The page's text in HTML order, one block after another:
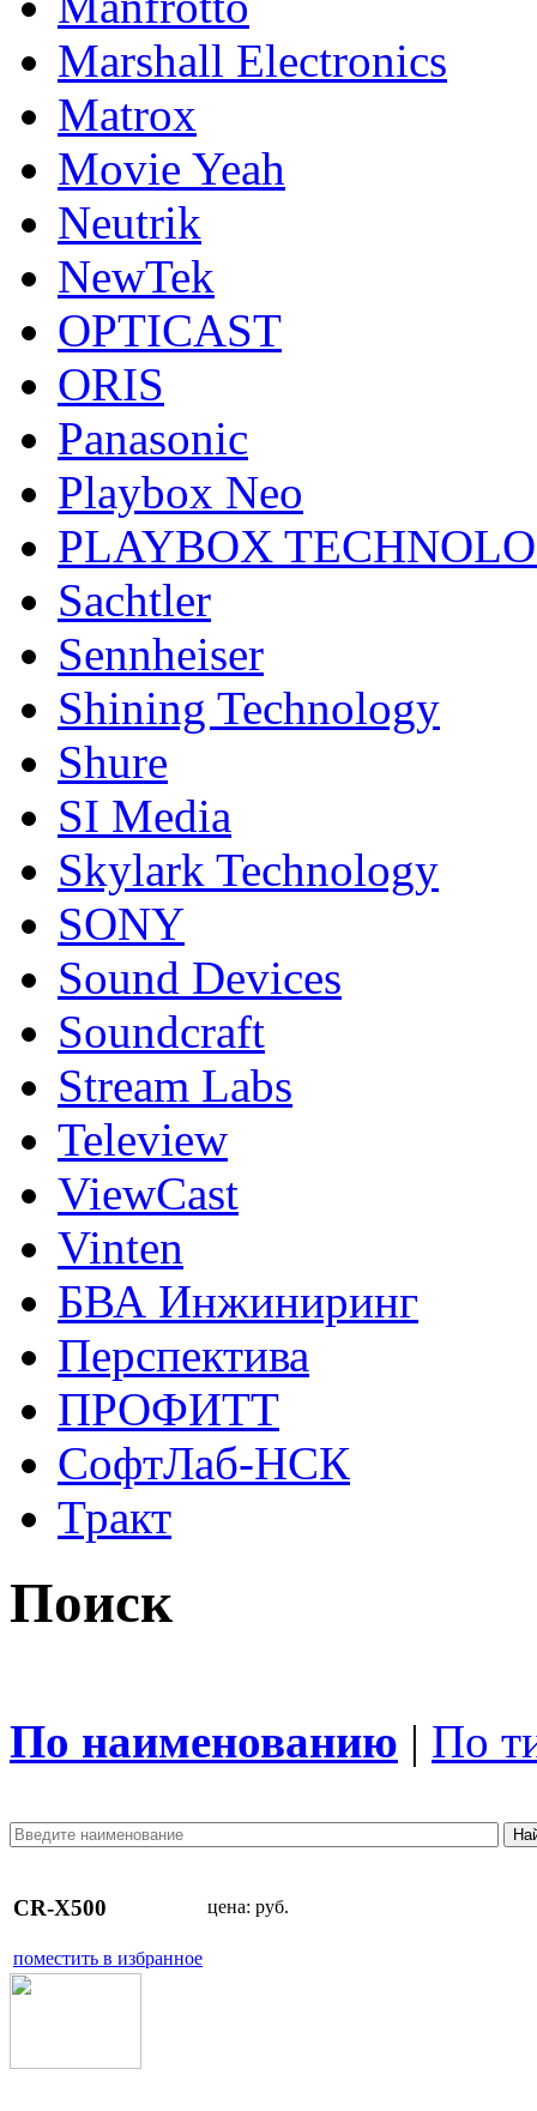
Marshall Electronics
Matrox
Movie Yeah
Neutrik
NewTek
OPTICAST
ORIS
Panasonic
Playbox Neo
PLAYBOX
Sachtler
Sennheiser
Shining Technology
Shure
SI Media
Skylark Technology
SONY
Sound Devices
Soundcraft
Stream Labs
Teleview
ViewCast
Vinten
БВА Инжиниринг
Перспектива
ПРОФИТТ
СофтЛаб-НСК
Тракт
Поиск
По наименованию | По
CR-X500 цена: руб.
поместить в избранное